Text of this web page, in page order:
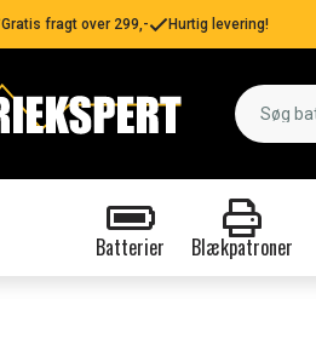
Gratis fragt over 299,- Hurtig levering!
Batterier Blækpatroner